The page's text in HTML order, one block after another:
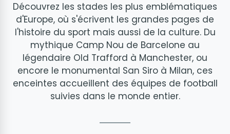
Découvrez les stades les plus emblématiques
d'Europe, où s'écrivent les grandes pages de
l'histoire du sport mais aussi de la culture. Du
mythique Camp Nou de Barcelone au
légendaire Old Trafford à Manchester, ou
encore le monumental San Siro à Milan, ces
enceintes accueillent des équipes de football
suivies dans le monde entier.